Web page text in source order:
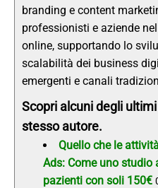
branding e content
professionisti e aziende
online, supportando lo
scalabilità dei business
emergenti e canali
Scopri alcuni degli
stesso autore.
Quello che le
Ads: Come uno
pazienti con soli 150€